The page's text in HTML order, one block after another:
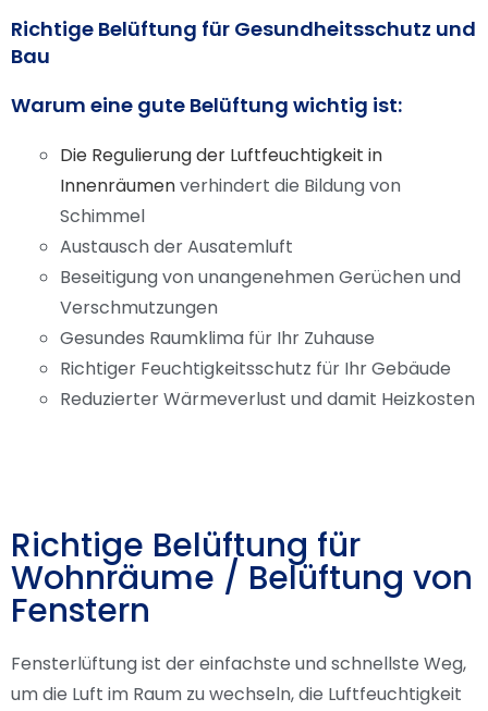
Richtige Belüftung für Gesundheitsschutz und
Bau
Warum eine gute Belüftung wichtig ist:
Die Regulierung der Luftfeuchtigkeit in
Innenräumenverhindert die Bildung von
Schimmel
Austausch der Ausatemluft
Beseitigung von unangenehmen Gerüchen und
Verschmutzungen
Gesundes Raumklima für Ihr Zuhause
Richtiger Feuchtigkeitsschutz für Ihr Gebäude
Reduzierter Wärmeverlust und damit Heizkosten
Richtige Belüftung für
Wohnräume / Belüftung von
Fenstern
Fensterlüftung ist der einfachste und schnellste Weg,
um die Luft im Raum zu wechseln, die Luftfeuchtigkeit